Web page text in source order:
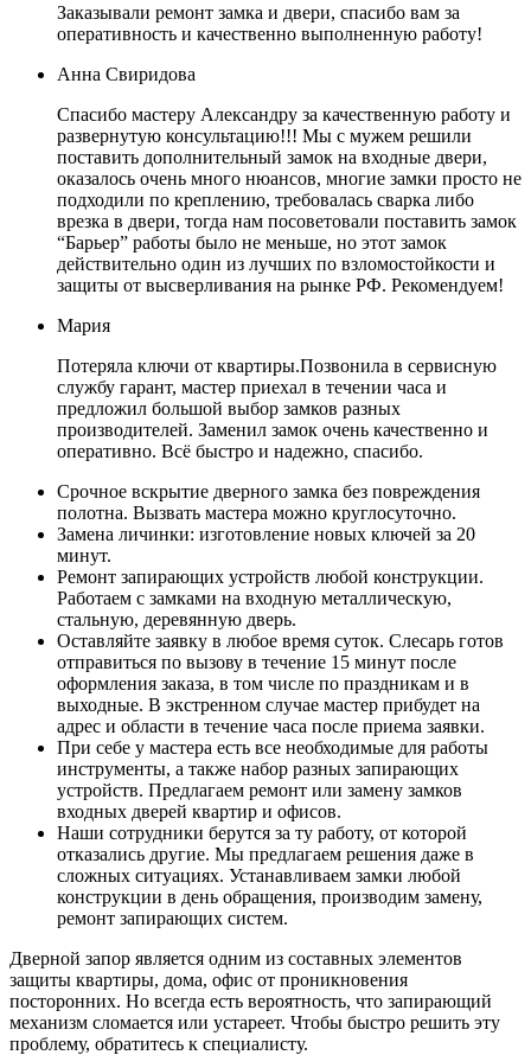
Заказывали ремонт замка и двери, спасибо вам за
оперативность и качественно выполненную работу!
Анна Свиридова
Спасибо мастеру Александру за качественную работу и
развернутую консультацию!!! Мы с мужем решили
поставить дополнительный замок на входные двери,
оказалось очень много нюансов, многие замки просто не
подходили по креплению, требовалась сварка либо
врезка в двери, тогда нам посоветовали поставить замок
“Барьер” работы было не меньше, но этот замок
действительно один из лучших по взломостойкости и
защиты от высверливания на рынке РФ. Рекомендуем!
Мария
Потеряла ключи от квартиры.Позвонила в сервисную
службу гарант, мастер приехал в течении часа и
предложил большой выбор замков разных
производителей. Заменил замок очень качественно и
оперативно. Всё быстро и надежно, спасибо.
Срочное вскрытие дверного замка без повреждения
полотна. Вызвать мастера можно круглосуточно.
Замена личинки: изготовление новых ключей за 20
минут.
Ремонт запирающих устройств любой конструкции.
Работаем с замками на входную металлическую,
стальную, деревянную дверь.
Оставляйте заявку в любое время суток. Слесарь готов
отправиться по вызову в течение 15 минут после
оформления заказа, в том числе по праздникам и в
выходные. В экстренном случае мастер прибудет на
адрес и области в течение часа после приема заявки.
При себе у мастера есть все необходимые для работы
инструменты, а также набор разных запирающих
устройств. Предлагаем ремонт или замену замков
входных дверей квартир и офисов.
Наши сотрудники берутся за ту работу, от которой
отказались другие. Мы предлагаем решения даже в
сложных ситуациях. Устанавливаем замки любой
конструкции в день обращения, производим замену,
ремонт запирающих систем.
Дверной запор является одним из составных элементов
защиты квартиры, дома, офис от проникновения
посторонних. Но всегда есть вероятность, что запирающий
механизм сломается или устареет. Чтобы быстро решить эту
проблему, обратитесь к специалисту.